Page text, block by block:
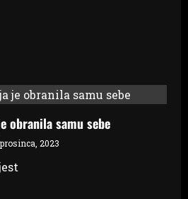
obranila samu sebe
2023